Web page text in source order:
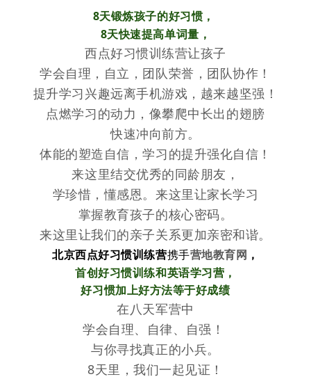
8天锻炼孩子的好习惯，
8天快速提高单词量，
西点好习惯训练营让孩子
学会自理，自立，团队荣誉，团队协作！
提升学习兴趣远离手机游戏，越来越坚强！
点燃学习的动力，像攀爬中长出的翅膀
快速冲向前方。
体能的塑造自信，学习的提升强化自信！
来这里结交优秀的同龄朋友，
学珍惜，懂感恩。来这里让家长学习
掌握教育孩子的核心密码。
来这里让我们的亲子关系更加亲密和谐。
北京西点好习惯训练营携手营地教育网 ，
首创好习惯训练和英语学习营，
好习惯加上好方法等于好成绩
在八天军营中
学会自理、自律、自强！
与你寻找真正的小兵。
8天里，我们一起见证！